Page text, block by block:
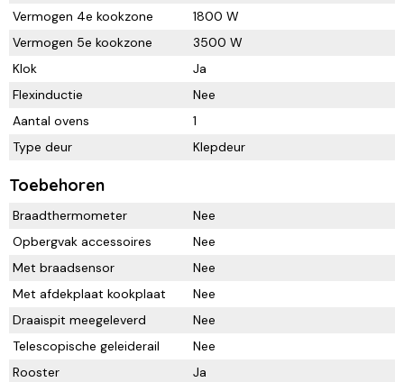
Vermogen 4e kookzone
1800 W
Vermogen 5e kookzone
3500 W
Klok
Ja
Flexinductie
Nee
Aantal ovens
1
Type deur
Klepdeur
Toebehoren
Braadthermometer
Nee
Opbergvak accessoires
Nee
Met braadsensor
Nee
Met afdekplaat kookplaat
Nee
Draaispit meegeleverd
Nee
Telescopische geleiderail
Nee
Rooster
Ja